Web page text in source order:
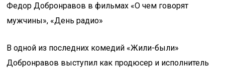
Федор Добронравов в фильмах «О чем говорят
мужчины», «День радио»
В одной из последних комедий «Жили-были»
Добронравов выступил как продюсер и исполнитель